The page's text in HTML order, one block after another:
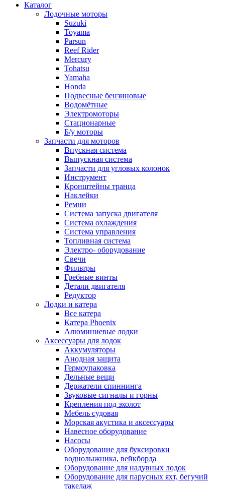
Каталог
Лодочные моторы
Suzuki
Toyama
Parsun
Reef Rider
Mercury
Tohatsu
Yamaha
Honda
Подвесные бензиновые
Водомётные
Электромоторы
Стационарные
Б/у моторы
Запчасти для моторов
Впускная система
Выпускная система
Запчасти для угловых колонок
Инструмент
Кронштейны транца
Наклейки
Ремни
Система запуска двигателя
Система охлаждения
Система управления
Топливная система
Электро- оборудование
Свечи
Фильтры
Гребные винты
Детали двигателя
Редуктор
Лодки и катера
Все катера
Катера Phoenix
Алюминиевые лодки
Аксессуары для лодок
Аккумуляторы
Анодная защита
Гермоупаковка
Дельные вещи
Держатели спиннинга
Звуковые сигналы и горны
Крепления под эхолот
Мебель судовая
Морская акустика и аксессуары
Навесное оборудование
Насосы
Оборудование для буксировки
воднолыжника, вейкборда
Оборудование для надувных лодок
Оборудование для парусных яхт, бегучий
такелаж